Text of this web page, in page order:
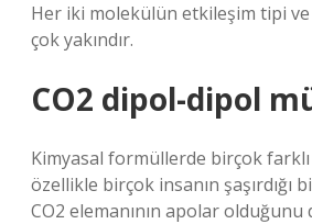
Her iki molekülün etkileşim tipi
çok yakındır.
CO2 dipol-dipol
Kimyasal formüllerde birçok farklı
özellikle birçok insanın şaşırdığı
CO2 elemanının apolar